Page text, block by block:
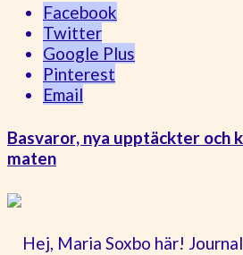
Facebook
Twitter
Google Plus
Pinterest
Email
Basvaror, nya upptäckter och
maten
Hej, Maria Soxbo här!